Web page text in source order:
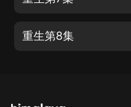
重生第8集